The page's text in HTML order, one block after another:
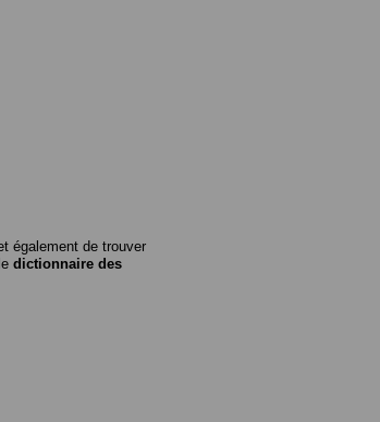
également de trouver
dictionnaire des